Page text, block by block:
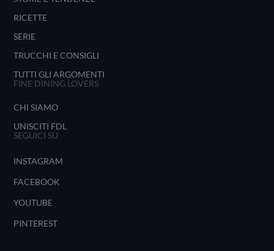
RICETTE
SERIE
TRUCCHI E CONSIGLI
TUTTI GLI ARGOMENTI
FINE DINING LOVERS
CHI SIAMO
UNISCITI FDL
SEGUICI SU
INSTAGRAM
FACEBOOK
YOUTUBE
PINTEREST